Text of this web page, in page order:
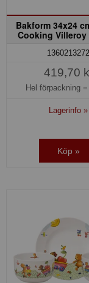
Bakform 34x24
Cooking Villeroy
1360213272
419,70
Hel förpackning =
Lagerinfo »
Köp »